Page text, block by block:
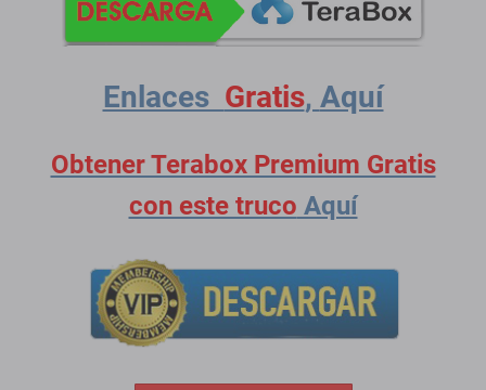
Enlaces Gratis, Aquí
Obtener Terabox Premium Gratis
con este truco Aquí